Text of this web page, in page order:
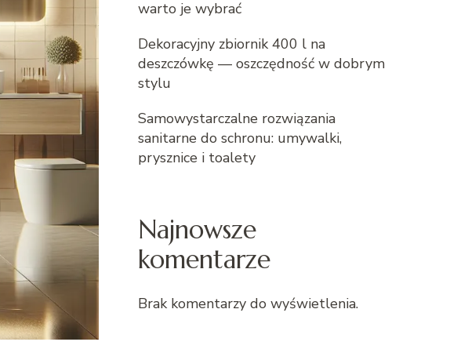
warto je wybrać
Dekoracyjny zbiornik 400 l na
deszczówkę — oszczędność w dobrym
stylu
Samowystarczalne rozwiązania
sanitarne do schronu: umywalki,
prysznice i toalety
Najnowsze
komentarze
Brak komentarzy do wyświetlenia.